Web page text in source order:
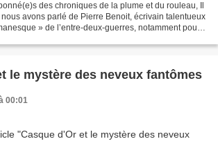
des chroniques de la plume et du rouleau, Il
avons parlé de Pierre Benoit, écrivain talentueux
» de l’entre-deux-guerres, notamment pour
le mystère des neveux fantômes
00:01